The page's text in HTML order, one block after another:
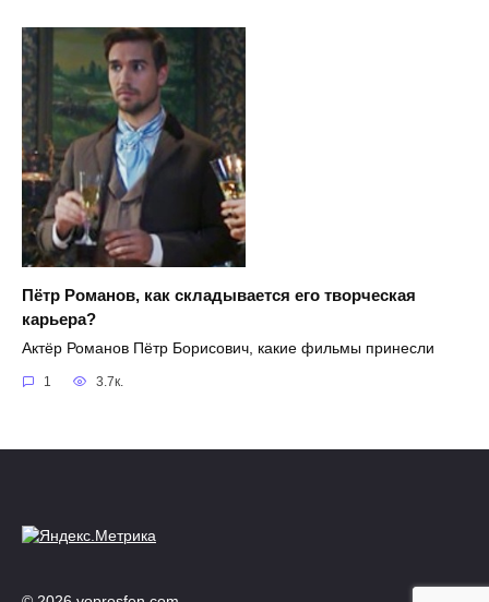
Пётр Романов, как складывается его творческая
карьера?
Актёр Романов Пётр Борисович, какие фильмы принесли
1 3.7к.